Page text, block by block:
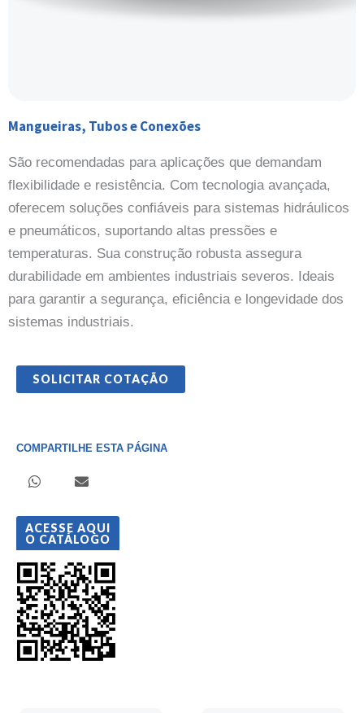
Mangueiras, Tubos e Conexões
São recomendadas para aplicações que demandam
flexibilidade e resistência. Com tecnologia avançada,
oferecem soluções confiáveis para sistemas hidráulicos
e pneumáticos, suportando altas pressões e
temperaturas. Sua construção robusta assegura
durabilidade em ambientes industriais severos. Ideais
para garantir a segurança, eficiência e longevidade dos
sistemas industriais.
SOLICITAR COTAÇÃO
COMPARTILHE ESTA PÁGINA
ACESSE AQUI
O CATÁLOGO